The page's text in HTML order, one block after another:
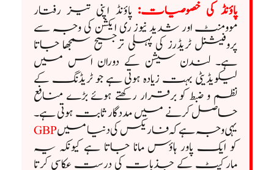
پاؤنڈ کی خصوصیات: پاؤنڈ اپنی تیز رفتار
موومنٹ اور شدید نیوز ری ایکشن کی وجہ سے
پروفیشنل ٹریڈرز کی پہلی ترجیح سمجھا جاتا
ہے۔ لندن سیشن کے دوران اس میں
لیکویڈیٹی بہت زیادہ ہوتی ہے جو ٹریڈنگ کے
نظم و ضبط کو برقرار رکھتے ہوئے بڑے منافع
حاصل کرنے میں مددگار ثابت ہوتی ہے۔
یہی وجہ ہے کہ فاریکس کی دنیا میںGBP
کو ایک پاور ہاؤس مانا جاتا ہے کیونکہ یہ
مارکیٹ کے جذبات کی درست عکاسی کرتا